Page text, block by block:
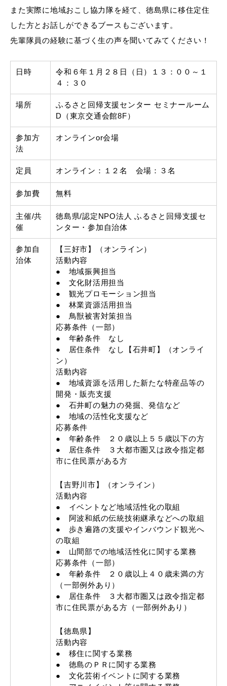
また実際に地域おこし協力隊を経て、徳島県に移住定住
した方とお話しができるブースもございます。
先輩隊員の経験に基づく生の声を聞いてみてください！
日時
令和６年１月２８日（日）１３：００～１
４：３０
場所
ふるさと回帰支援センター セミナールーム
D（東京交通会館8F）
参加方
法
オンラインor会場
定員 オンライン：１２名 会場：３名
参加費 無料
主催/共
催
徳島県/認定NPO法人 ふるさと回帰支援セ
ンター・参加自治体
参加自
治体
【三好市】（オンライン）
活動内容
● 地域振興担当
● 文化財活用担当
● 観光プロモーション担当
● 林業資源活用担当
● 鳥獣被害対策担当
応募条件（一部）
● 年齢条件 なし
● 居住条件 なし【石井町】（オンライ
ン）
活動内容
● 地域資源を活用した新たな特産品等の
開発・販売支援
● 石井町の魅力の発掘、発信など
● 地域の活性化支援など
応募条件
● 年齢条件 ２０歳以上５５歳以下の方
● 居住条件 ３大都市圏又は政令指定都
市に住民票がある方
【吉野川市】（オンライン）
活動内容
● イベントなど地域活性化の取組
● 阿波和紙の伝統技術継承などへの取組
● 歩き遍路の支援やインバウンド観光へ
の取組
● 山間部での地域活性化に関する業務
応募条件（一部）
● 年齢条件 ２０歳以上４０歳未満の方
（一部例外あり）
● 居住条件 ３大都市圏又は政令指定都
市に住民票がある方（一部例外あり）
【徳島県】
活動内容
● 移住に関する業務
● 徳島のＰＲに関する業務
● 文化芸術イベントに関する業務